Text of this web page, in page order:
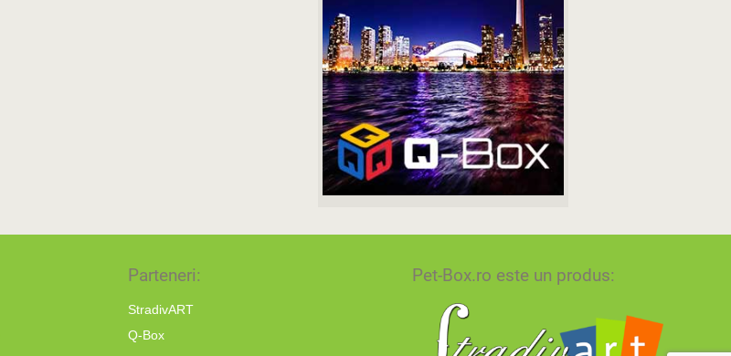
Parteneri:
StradivART
Q-Box
Pet-Box.ro este un produs: